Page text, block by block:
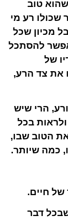
טוב
שכולו רע מי
מכיון שכל
אפשר להסתכל
של
את צד הרע,
הרי שיש
בכל
הטוב שבו,
כמה שיותר.
של חיים.
דבר